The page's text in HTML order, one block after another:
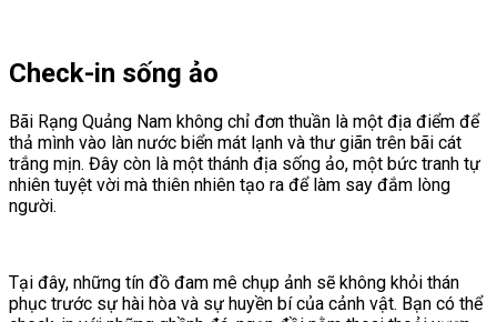
Check-in sống ảo
Bãi Rạng Quảng Nam không chỉ đơn thuần là một địa điểm để
thả mình vào làn nước biển mát lạnh và thư giãn trên bãi cát
trắng mịn. Đây còn là một thánh địa sống ảo, một bức tranh tự
nhiên tuyệt vời mà thiên nhiên tạo ra để làm say đắm lòng
người.
Tại đây, những tín đồ đam mê chụp ảnh sẽ không khỏi thán
phục trước sự hài hòa và sự huyền bí của cảnh vật. Bạn có thể